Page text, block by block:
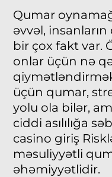
Qumar
əvvəl,
bir çox fakt var.
onlar üçün nə
üçün qumar,
yolu ola bilər,
ciddi asılılığa
casino giriş
məsuliyyətli
əhəmiyyətlidir.